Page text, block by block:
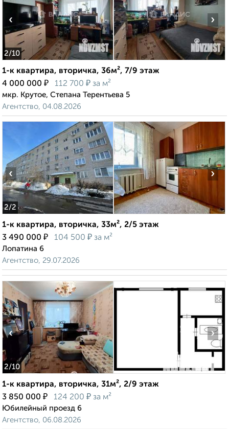
2/10
‹ ›
1-к квартира, вторичка, 36м², 7/9 этаж
4 000 000 ₽ 112 700 ₽ за м²
мкр. Крутое, Степана Терентьева 5
Агентство, 04.08.2026
2/2
‹ ›
1-к квартира, вторичка, 33м², 2/5 этаж
3 490 000 ₽ 104 500 ₽ за м²
Лопатина 6
Агентство, 29.07.2026
2/10
‹ ›
1-к квартира, вторичка, 31м², 2/9 этаж
3 850 000 ₽ 124 200 ₽ за м²
Юбилейный проезд 6
Агентство, 06.08.2026